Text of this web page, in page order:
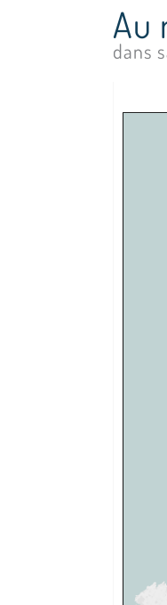
Au
dans